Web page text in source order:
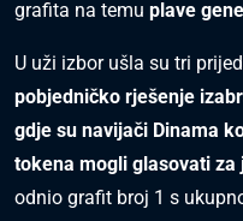
grafita na temu plave
U uži izbor ušla su tri
pobjedničko rješenje
gdje su navijači Dinama
tokena mogli glasovati
odnio grafit broj 1 s